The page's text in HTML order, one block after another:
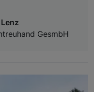
GesmbH